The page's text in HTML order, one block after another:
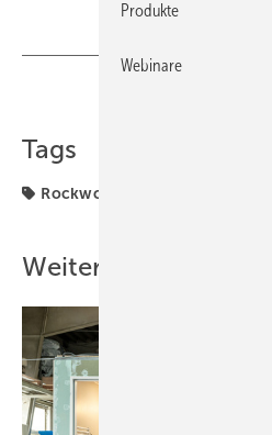
Tags
Rockwool
Weitere Inhalte
Produkte
Webinare